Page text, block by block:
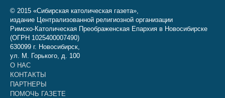
© 2015 «Сибирская католическая газета»,
издание Централизованной религиозной организации
Римско-Католическая Преображенская Епархия в Новосибирске
(ОГРН 1025400007490)
630099 г. Новосибирск,
ул. М. Горького, д. 100
О НАС
КОНТАКТЫ
ПАРТНЕРЫ
ПОМОЧЬ ГАЗЕТЕ